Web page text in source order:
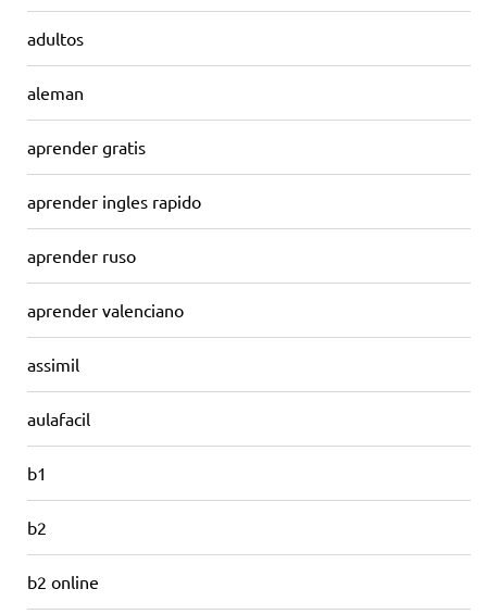
adultos
aleman
aprender gratis
aprender ingles rapido
aprender ruso
aprender valenciano
assimil
aulafacil
b1
b2
b2 online